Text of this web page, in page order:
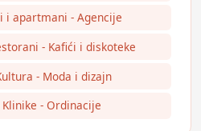
i apartmani - Agencije
- Kafići i diskoteke
- Moda i dizajn
- Ordinacije